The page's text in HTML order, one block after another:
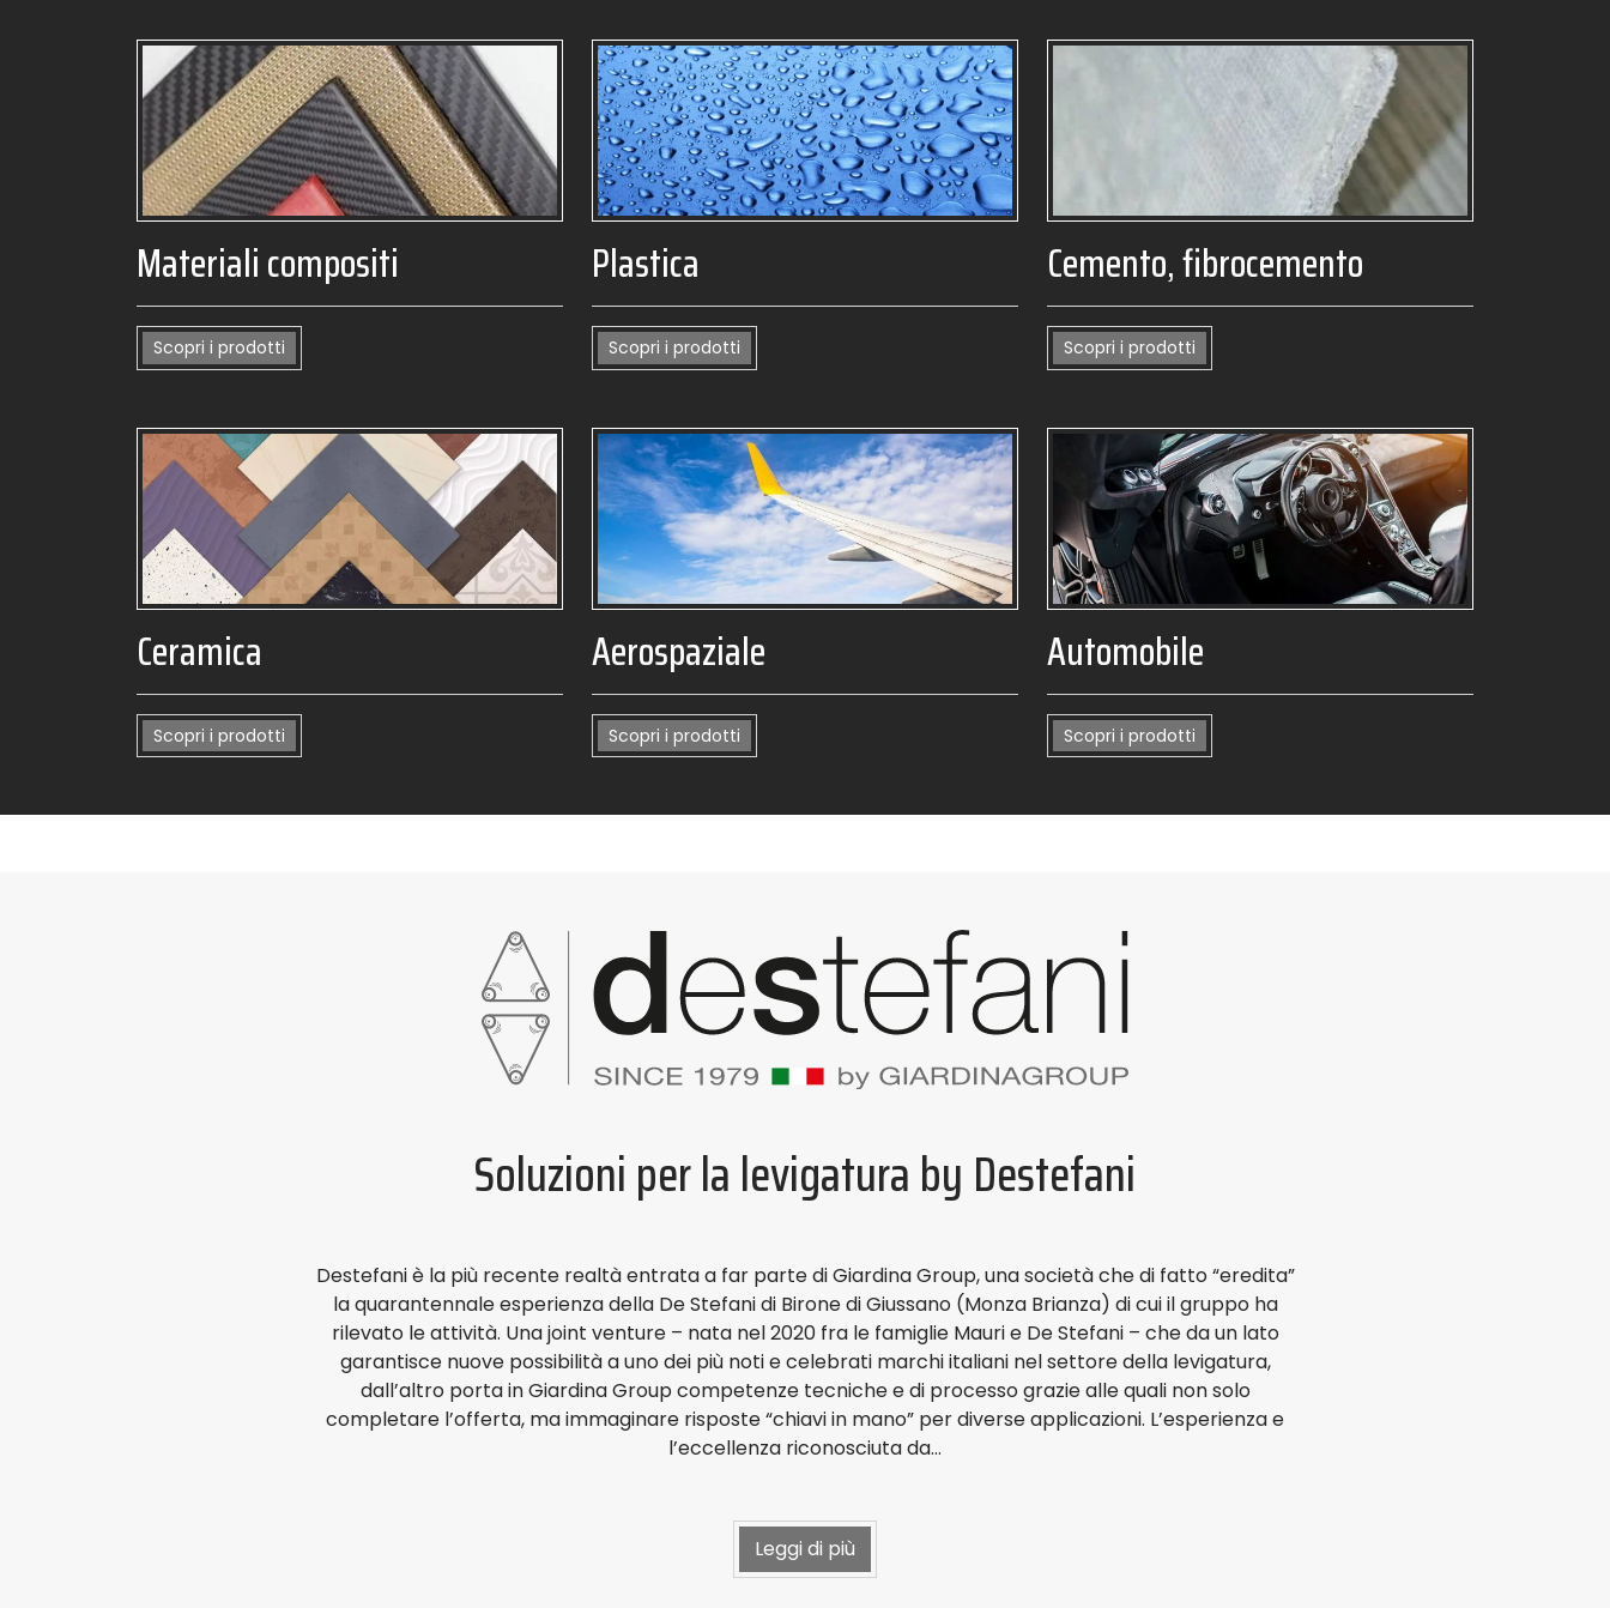
Materiali compositi
Scopri i prodotti
Plastica
Scopri i prodotti
Cemento, fibrocemento
Scopri i prodotti
Ceramica
Scopri i prodotti
Aerospaziale
Scopri i prodotti
Automobile
Scopri i prodotti
Soluzioni per la levigatura by Destefani
Destefani è la più recente realtà entrata a far parte di Giardina Group, una società che di fatto “eredita”
la quarantennale esperienza della De Stefani di Birone di Giussano (Monza Brianza) di cui il gruppo ha
rilevato le attività. Una joint venture – nata nel 2020 fra le famiglie Mauri e De Stefani – che da un lato
garantisce nuove possibilità a uno dei più noti e celebrati marchi italiani nel settore della levigatura,
dall’altro porta in Giardina Group competenze tecniche e di processo grazie alle quali non solo
completare l’offerta, ma immaginare risposte “chiavi in mano” per diverse applicazioni. L’esperienza e
l’eccellenza riconosciuta da…
Leggi di più